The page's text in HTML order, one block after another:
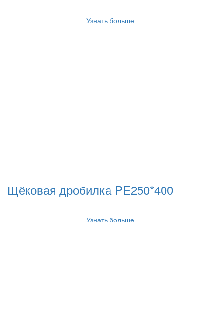
Узнать больше
Щёковая дробилка PE250*400
Узнать больше